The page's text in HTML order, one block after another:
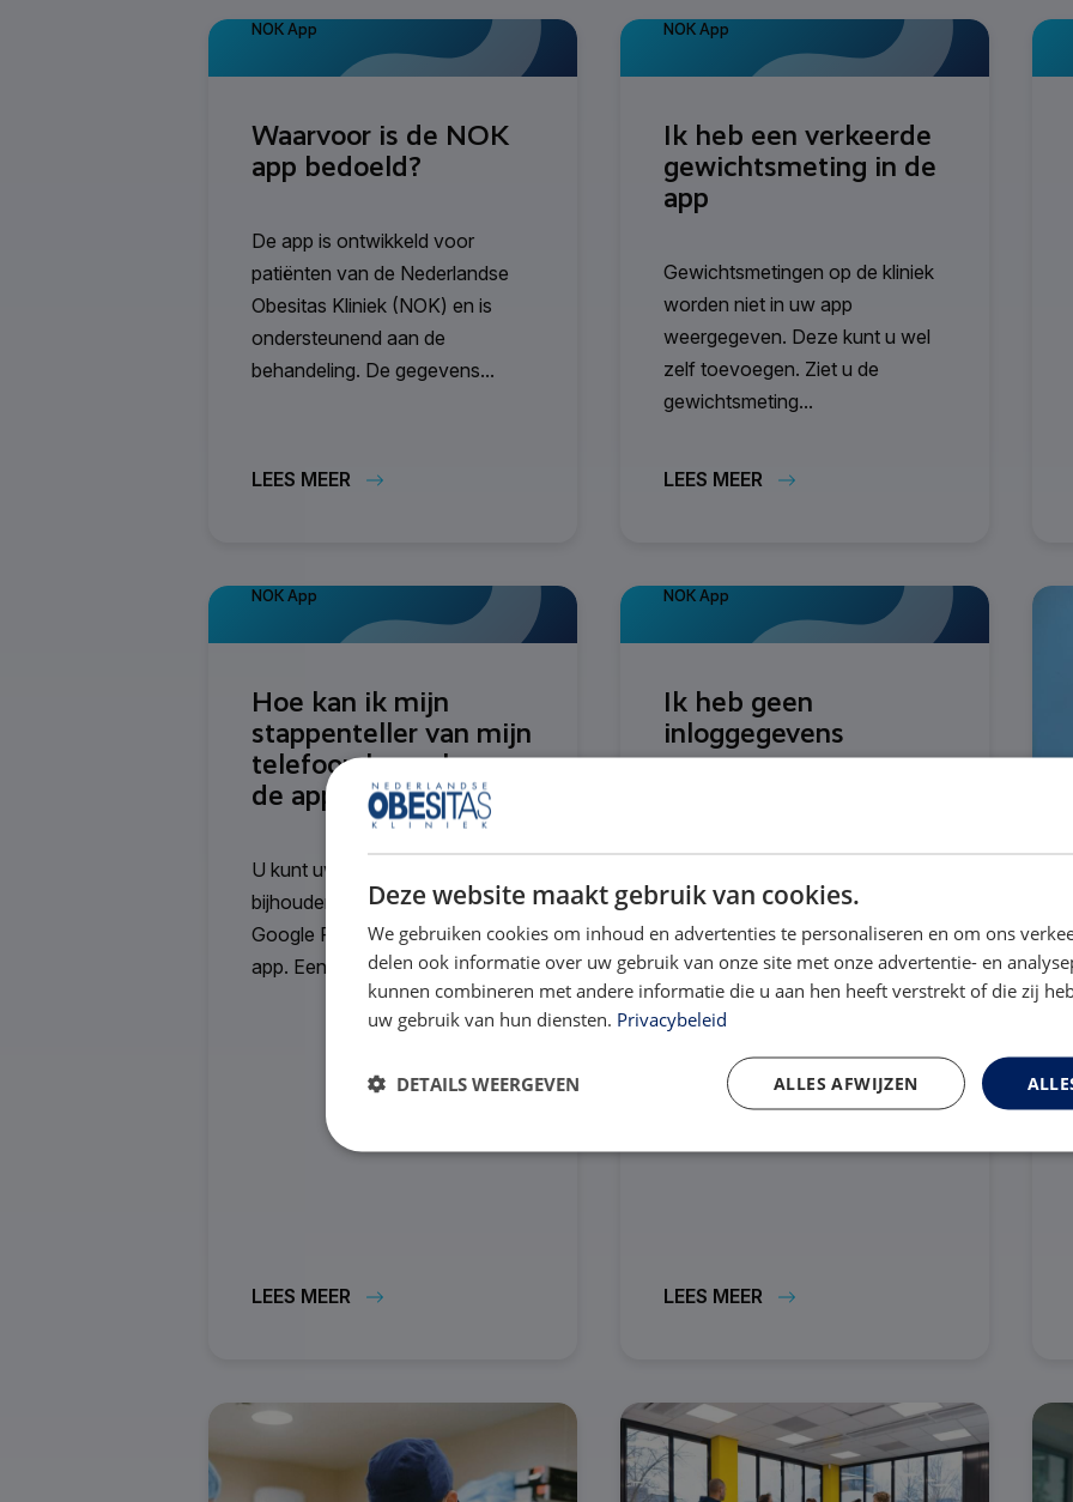
NOK App
Waarvoor is de NOK
app bedoeld?
De app is ontwikkeld voor
patiënten van de Nederlandse
Obesitas Kliniek (NOK) en is
ondersteunend aan de
behandeling. De gegevens...
LEES MEER
NOK App
Ik heb een verkeerde
gewichtsmeting in de
app
Gewichtsmetingen op de kliniek
worden niet in uw app
weergegeven. Deze kunt u wel
zelf toevoegen. Ziet u de
gewichtsmeting...
LEES MEER
NOK App
Hoe kan ik mijn
stappenteller van mijn
telefoon koppelen aan
de app?
U kunt uw stappen en hartslag
bijhouden in de NOK app via de
Google Fit of Apple Gezondheid
app. Een...
LEES MEER
NOK App
Ik heb geen
inloggegevens
behandelprogramma van de
NOK. U ontvangt...
LEES MEER
Deze website maakt gebruik van cookies.
We gebruiken cookies om inhoud en advertenties te personaliseren en om ons
delen ook informatie over uw gebruik van onze site met onze advertentie- en
kunnen combineren met andere informatie die u aan hen heeft verstrekt of die zij
uw gebruik van hun diensten. Privacybeleid
ALLES AFWIJZEN
DETAILS WEERGEVEN